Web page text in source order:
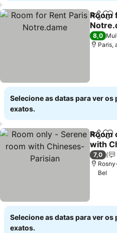
Room
Ver
8,0
Paris,
Selecione as datas para ver os
exatos.
Room
with
Ver
7,0
Bel
Selecione as datas para ver os
exatos.